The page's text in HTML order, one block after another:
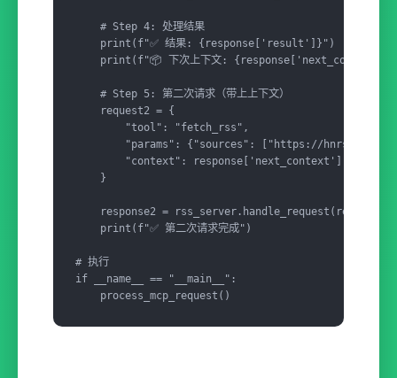
    # Step 4: 处理结果
    print(f"✅ 结果: {response['result']}")
print(f"📦 下次上下文:
    # Step 5: 第二次请求（带上上下文）
    request2 = {
        "tool": "fetch_rss",
"params": {"sources": ["https://hnrss.org/
"context": response['next_context']  # 携带上
    }
    response2 = rss_server.handle_request(request2)
    print(f"✅ 第二次请求完成")
# 执行
if __name__ == "__main__":